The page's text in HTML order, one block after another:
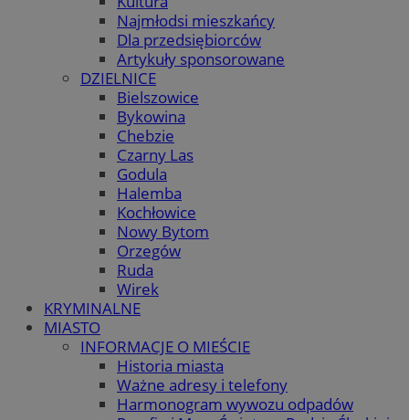
Najmłodsi mieszkańcy
Dla przedsiębiorców
Artykuły sponsorowane
DZIELNICE
Bielszowice
Bykowina
Chebzie
Czarny Las
Godula
Halemba
Kochłowice
Nowy Bytom
Orzegów
Ruda
Wirek
KRYMINALNE
MIASTO
INFORMACJE O MIEŚCIE
Historia miasta
Ważne adresy i telefony
Harmonogram wywozu odpadów